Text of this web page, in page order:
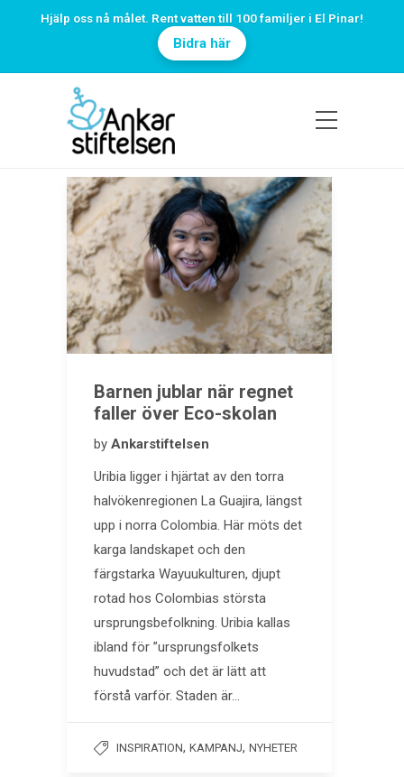
Hjälp oss nå målet. Rent vatten till 100 familjer i El Pinar!
Bidra här
Barnen jublar när regnet
faller över Eco-skolan
by Ankarstiftelsen
Uribia ligger i hjärtat av den torra
halvökenregionen La Guajira, längst
upp i norra Colombia. Här möts det
karga landskapet och den
färgstarka Wayuukulturen, djupt
rotad hos Colombias största
ursprungsbefolkning. Uribia kallas
ibland för ”ursprungsfolkets
huvudstad” och det är lätt att
förstå varför. Staden är…
INSPIRATION, KAMPANJ, NYHETER